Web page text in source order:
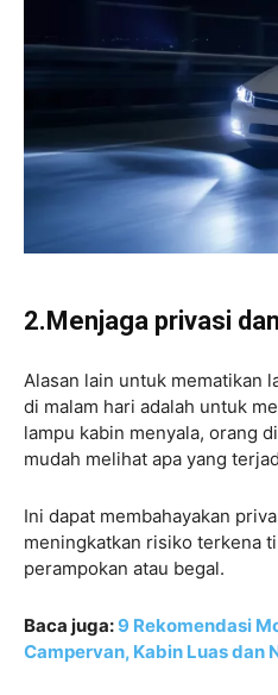
2.Menjaga privasi
Alasan lain untuk mematikan
di malam hari adalah untuk
lampu kabin menyala, orang
mudah melihat apa yang
Ini dapat membahayakan
meningkatkan risiko terkena
perampokan atau begal.
Baca juga:9 Rekomendasi
Campervan, Kabin Luas dan